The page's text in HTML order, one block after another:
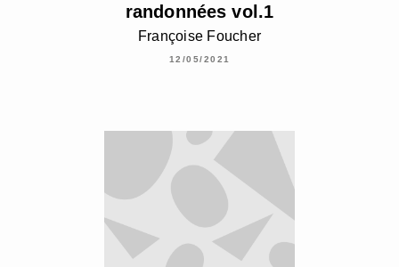
randonnées vol.1
Françoise Foucher
12/05/2021